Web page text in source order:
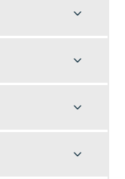
Rozbalit
Rozbalit
Rozbalit
Rozbalit